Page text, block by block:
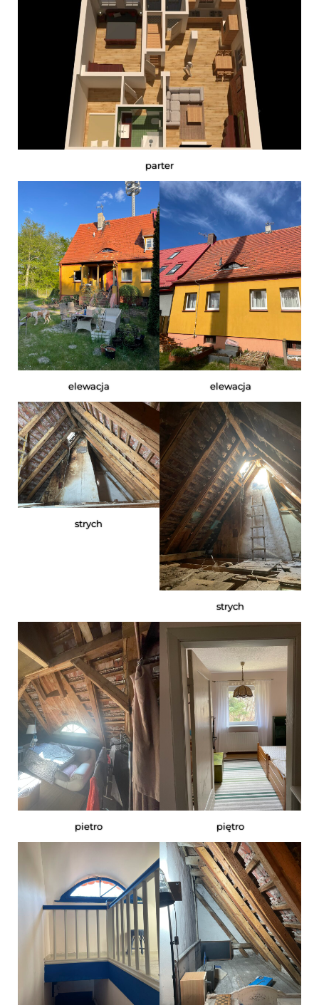
parter
elewacja elewacja
strych
strych
pietro piętro